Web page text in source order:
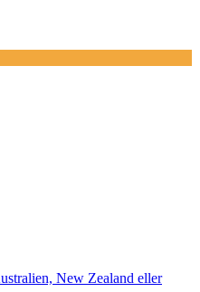
New Zealand eller